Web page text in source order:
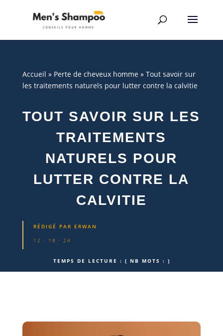
Accueil » Perte de cheveux homme» Tout savoir sur
les traitements naturels pour lutter contre la calvitie
TOUT SAVOIR SUR LES
TRAITEMENTS
NATURELS POUR
LUTTER CONTRE LA
CALVITIE
RÉDIGÉ PAR ERWAN
12 · 18 · 24
TEMPS DE LECTURE : ( NB MOTS : )